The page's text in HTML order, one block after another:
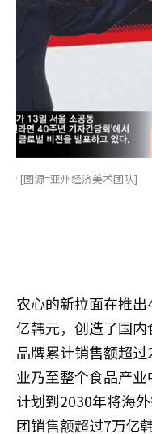
势 [图源=亚州经济美术团队]
农心的新拉面在推
亿韩元，创造了国
品牌累计销售额超
业乃至整个食品产
计划到2030年将海
团销售额超过7万亿